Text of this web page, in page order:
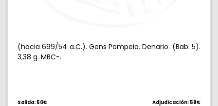
(hacia 699/54 a.C.). Gens Pompeia. Denario. (Bab. 5).
3,38 g. MBC-.
Salida: 50€ Adjudicación: 58€